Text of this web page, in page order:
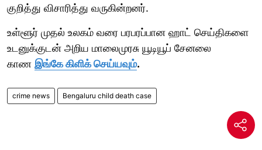
குறித்து விசாரித்து வருகின்றனர்.
உள்ளூர் முதல் உலகம் வரை பரபரப்பான ஹாட் செய்திகளை
உடனுக்குடன் அறிய மாலைமுரசு யூடியூப் சேனலை
காண இங்கே கிளிக் செய்யவும்.
crime news Bengaluru child death case